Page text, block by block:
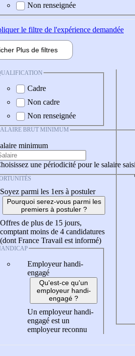
Non renseignée
le filtre de l'expérience demandée
Plus de filtres
Cadre
Non cadre
Non renseignée
BRUT MINIMUM
minimum
une périodicité pour le salaire saisi
Soyez parmi les 1ers à postuler
Pourquoi serez-vous parmi les
premiers à postuler ?
Offres de plus de 15 jours,
comptant moins de 4 candidatures
(dont France Travail est informé)
Employeur handi-
engagé
Qu'est-ce qu'un
employeur handi-
engagé ?
Un employeur handi-
engagé est un
employeur reconnu